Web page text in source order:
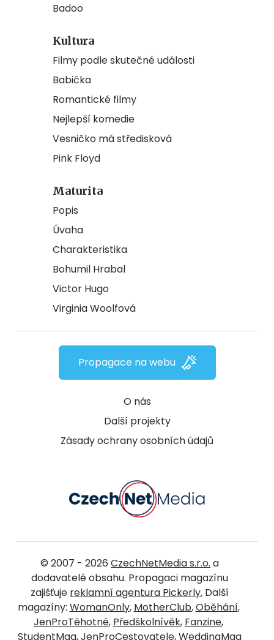
Badoo
Kultura
Filmy podle skutečné události
Babička
Romantické filmy
Nejlepší komedie
Vesničko má středisková
Pink Floyd
Maturita
Popis
Úvaha
Charakteristika
Bohumil Hrabal
Victor Hugo
Virginia Woolfová
O nás
Další projekty
Zásady ochrany osobních údajů
Propagace na webu
© 2007 - 2026 CzechNetMedia s.r.o. a
dodavatelé obsahu. Propagaci magazínu
zajišťuje reklamní agentura Pickerly. Další
magazíny: WomanOnly, MotherClub,Oběhání,
JenProTěhotné, Předškolnívěk, Fanzine,
StudentMag,JenProCestovatele,WeddingMag